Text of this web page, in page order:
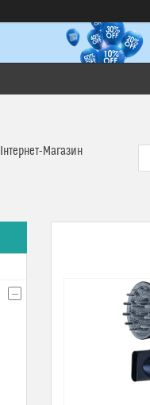
Магазин